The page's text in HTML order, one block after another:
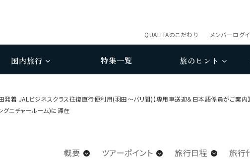
メンバーログ
QUALITAのこだわり
国内旅行 特集一覧 旅のヒント
発着 JALビジネスクラス往復直行便利用(羽田～パリ間)【専用車送迎＆日本語係員がご案内
グニチャールーム)に滞在
概要 ツアーポイント 旅行日程 旅行